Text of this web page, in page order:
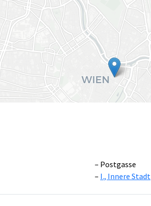
Postgasse
I., Innere Stadt